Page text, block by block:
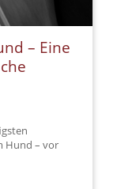
– Eine
Hund – vor